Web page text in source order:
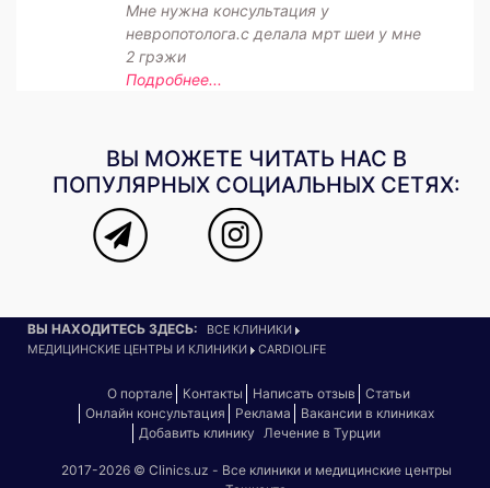
Мне нужна консультация у
невропотолога.с делала мрт шеи у мне
2 грэжи
Подробнее...
ВЫ МОЖЕТЕ ЧИТАТЬ НАС В
ПОПУЛЯРНЫХ СОЦИАЛЬНЫХ СЕТЯХ:
ВЫ НАХОДИТЕСЬ ЗДЕСЬ:
ВСЕ КЛИНИКИ
МЕДИЦИНСКИЕ ЦЕНТРЫ И КЛИНИКИ
CARDIOLIFE
О портале Контакты Написать отзыв
Статьи
Онлайн консультация
Реклама
Вакансии в клиниках
Добавить клинику Лечение в Турции
2017-2026 © Clinics.uz - Все клиники и медицинские центры